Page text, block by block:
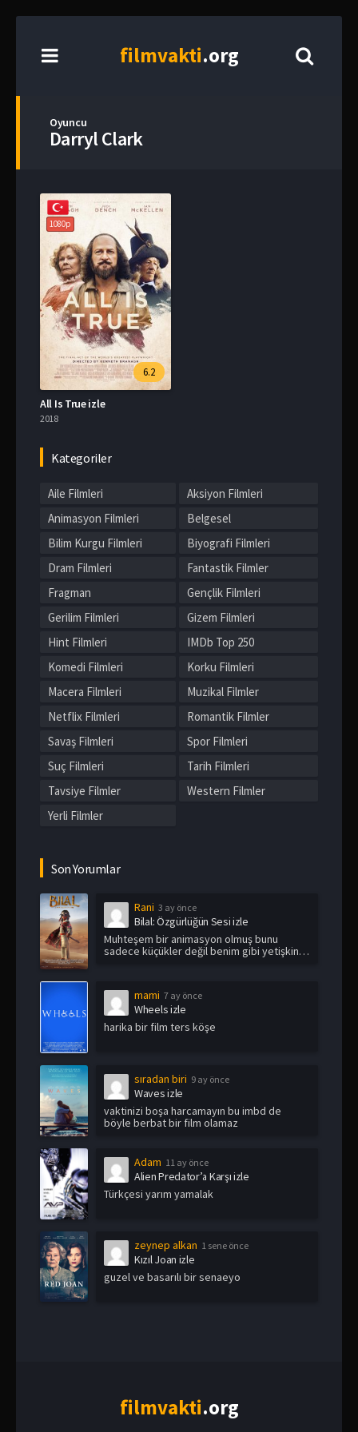
filmvakti.org
Oyuncu
Darryl Clark
1080p
6.2
All Is True izle
2018
Kategoriler
Aile Filmleri
Aksiyon Filmleri
Animasyon Filmleri
Belgesel
Bilim Kurgu Filmleri
Biyografi Filmleri
Dram Filmleri
Fantastik Filmler
Fragman
Gençlik Filmleri
Gerilim Filmleri
Gizem Filmleri
Hint Filmleri
IMDb Top 250
Komedi Filmleri
Korku Filmleri
Macera Filmleri
Muzikal Filmler
Netflix Filmleri
Romantik Filmler
Savaş Filmleri
Spor Filmleri
Suç Filmleri
Tarih Filmleri
Tavsiye Filmler
Western Filmler
Yerli Filmler
Son Yorumlar
Rani 3 ay önce
Bilal: Özgürlüğün Sesi izle
Muhteşem bir animasyon olmuş bunu
sadece küçükler değil benim gibi yetişkin
mami 7 ay önce
Wheels izle
harika bir film ters köşe
sıradan biri 9 ay önce
Waves izle
vaktinizi boşa harcamayın bu imbd de
böyle berbat bir film olamaz
Adam 11 ay önce
Alien Predator’a Karşı izle
Türkçesi yarım yamalak
zeynep alkan 1 sene önce
Kızıl Joan izle
guzel ve basarılı bir senaeyo
filmvakti.org